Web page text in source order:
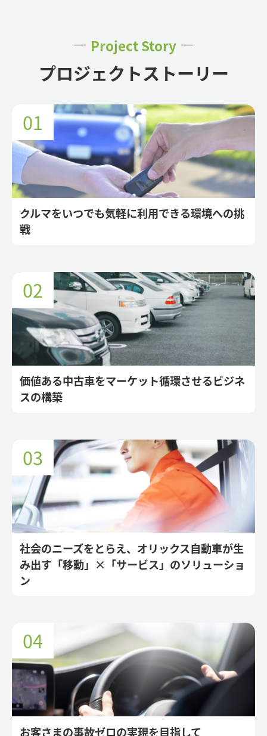
Project Story
プロジェクトストーリー
クルマをいつでも気軽に利用できる環境への挑
戦
価値ある中古車をマーケット循環させるビジネ
スの構築
社会のニーズをとらえ、オリックス自動車が生
み出す「移動」×「サービス」のソリューショ
ン
お客さまの事故ゼロの実現を目指して